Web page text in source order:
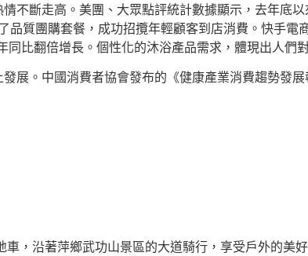
不斷走高。美團、大眾點評統計數據顯示，去年底
質團購套餐，成功招攬年輕顧客到店消費。快手電
比翻倍增長。個性化的沐浴產品需求，體現出人們
展。中國消費者協會發布的《健康產業消費趨勢發
，沿著萍鄉武功山景區的大道騎行，享受戶外的美